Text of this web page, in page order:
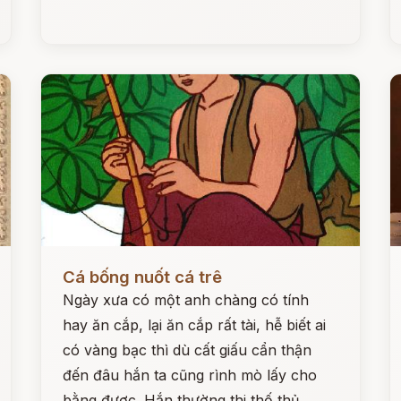
Đọc ngay
Cá bống nuốt cá trê
Ngày xưa có một anh chàng có tính
hay ăn cắp, lại ăn cắp rất tài, hễ biết ai
có vàng bạc thì dù cất giấu cẩn thận
đến đâu hắn ta cũng rình mò lấy cho